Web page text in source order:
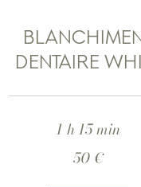
DENTAIRE
1 h 15 min
50 €